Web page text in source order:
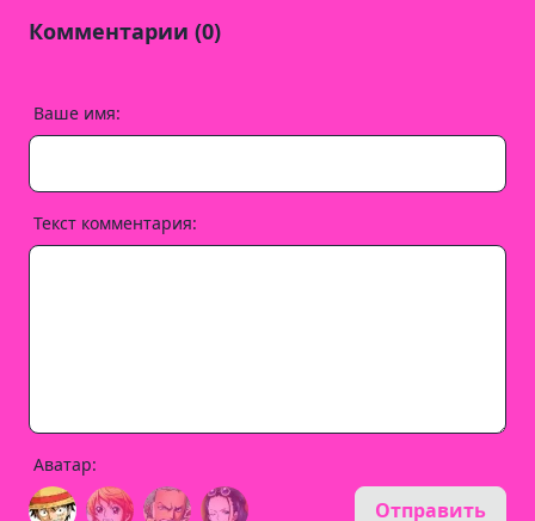
Комментарии (0)
Ваше имя:
Текст комментария:
Аватар:
Отправить